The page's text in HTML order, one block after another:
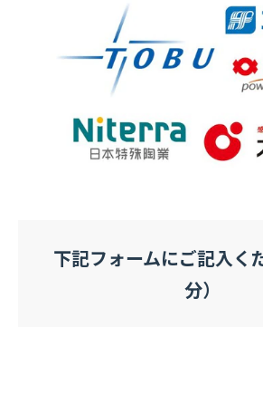
下記フォームにご記入く
分）